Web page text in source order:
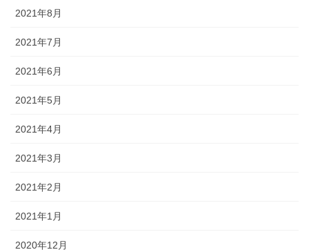
2021年8月
2021年7月
2021年6月
2021年5月
2021年4月
2021年3月
2021年2月
2021年1月
2020年12月